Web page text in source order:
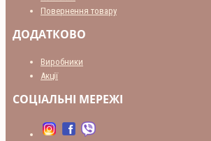
Повернення товару
ДОДАТКОВО
Виробники
Акції
СОЦІАЛЬНІ МЕРЕЖІ